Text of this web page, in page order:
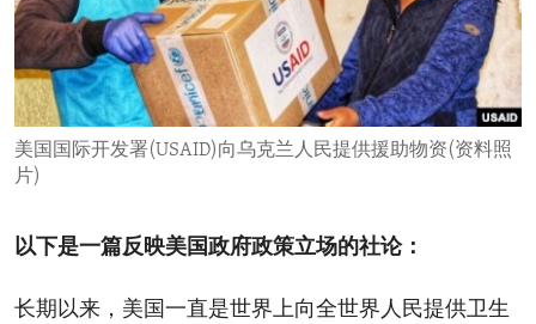
ECONOMY AND TRADE
ENVIRONMENT AND HEALTH
IDEALS AND INSTITUTIONS
美国国际开发署(USAID)向乌克兰人民提供援助物资(资料照
片)
以下是一篇反映美国政府政策立场的社论：
长期以来，美国一直是世界上向全世界人民提供卫生